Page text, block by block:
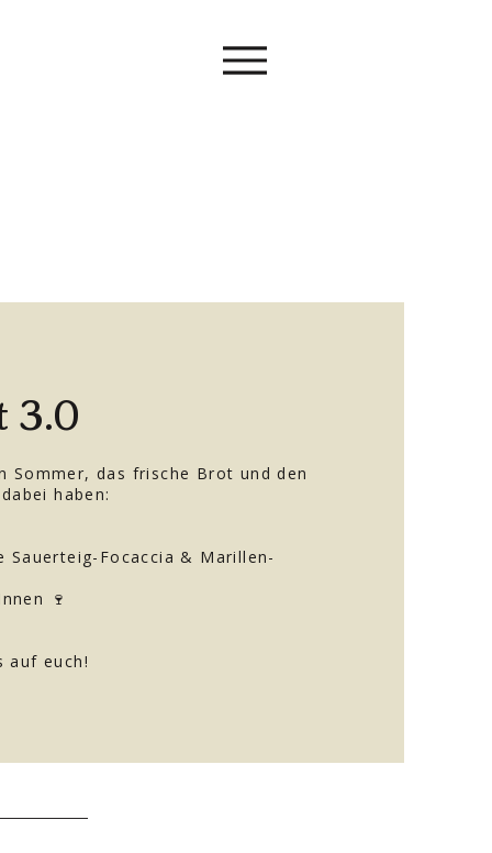
3.0
Sommer, das frische Brot und den
haben:
Sauerteig-Focaccia & Marillen-
🍷
auf euch!